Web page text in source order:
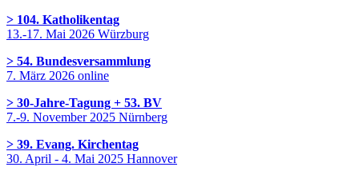
> 104. Katholikentag
13.-17. Mai 2026 Würzburg
> 54. Bundesversammlung
7. März 2026 online
> 30-Jahre-Tagung + 53. BV
7.-9. November 2025 Nürnberg
> 39. Evang. Kirchentag
30. April - 4. Mai 2025 Hannover